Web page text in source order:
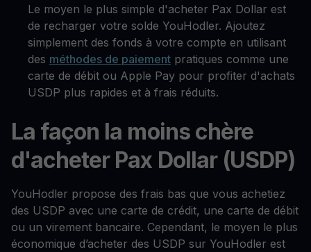
Le moyen le plus simple d'acheter Pax Dollar est
de recharger votre solde YouHodler. Ajoutez
simplement des fonds à votre compte en utilisant
des méthodes de paiement pratiques comme une
carte de débit ou Apple Pay pour profiter d'achats
USDP plus rapides et à frais réduits.
La façon la moins chère
d'acheter Pax Dollar (USDP)
YouHodler propose des frais bas que vous achetiez
des USDP avec une carte de crédit, une carte de débit
ou un virement bancaire. Cependant, le moyen le plus
économique d’acheter des USDP sur YouHodler est